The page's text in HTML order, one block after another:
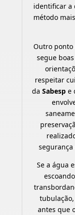
identificar a
método
Outro ponto
segue
respeitar
daSabesp e
segurança
Se a água
antes que